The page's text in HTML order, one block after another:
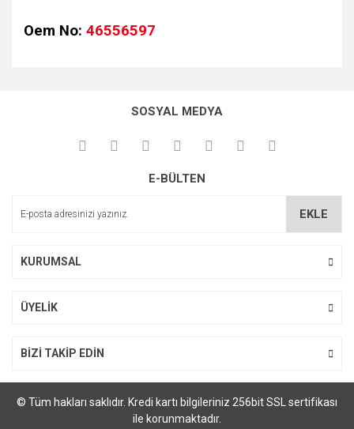
Oem No: 46556597
kullanarak tarafımıza iletebilirsiniz.
Görüş ve önerileriniz için teşekkür ederiz.
Ürün açıklamasında eksik bilgiler bulunuyor.
SOSYAL MEDYA
E-BÜLTEN
EKLE
KURUMSAL
ÜYELİK
BİZİ TAKİP EDİN
© Tüm hakları saklıdır. Kredi kartı bilgileriniz 256bit SSL sertifikası
ile korunmaktadır.